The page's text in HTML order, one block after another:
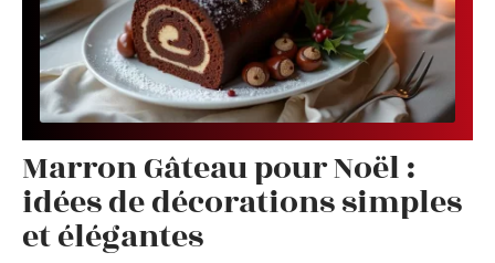
Marron Gâteau pour Noël :
idées de décorations simples
et élégantes